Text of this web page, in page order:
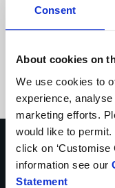
Consent
About cookies on
We use cookies to
experience,
marketing efforts.
would like to
click on ‘Customise
information see our
Statement
Mercado
Sectores de
País
* Campos obligatorios